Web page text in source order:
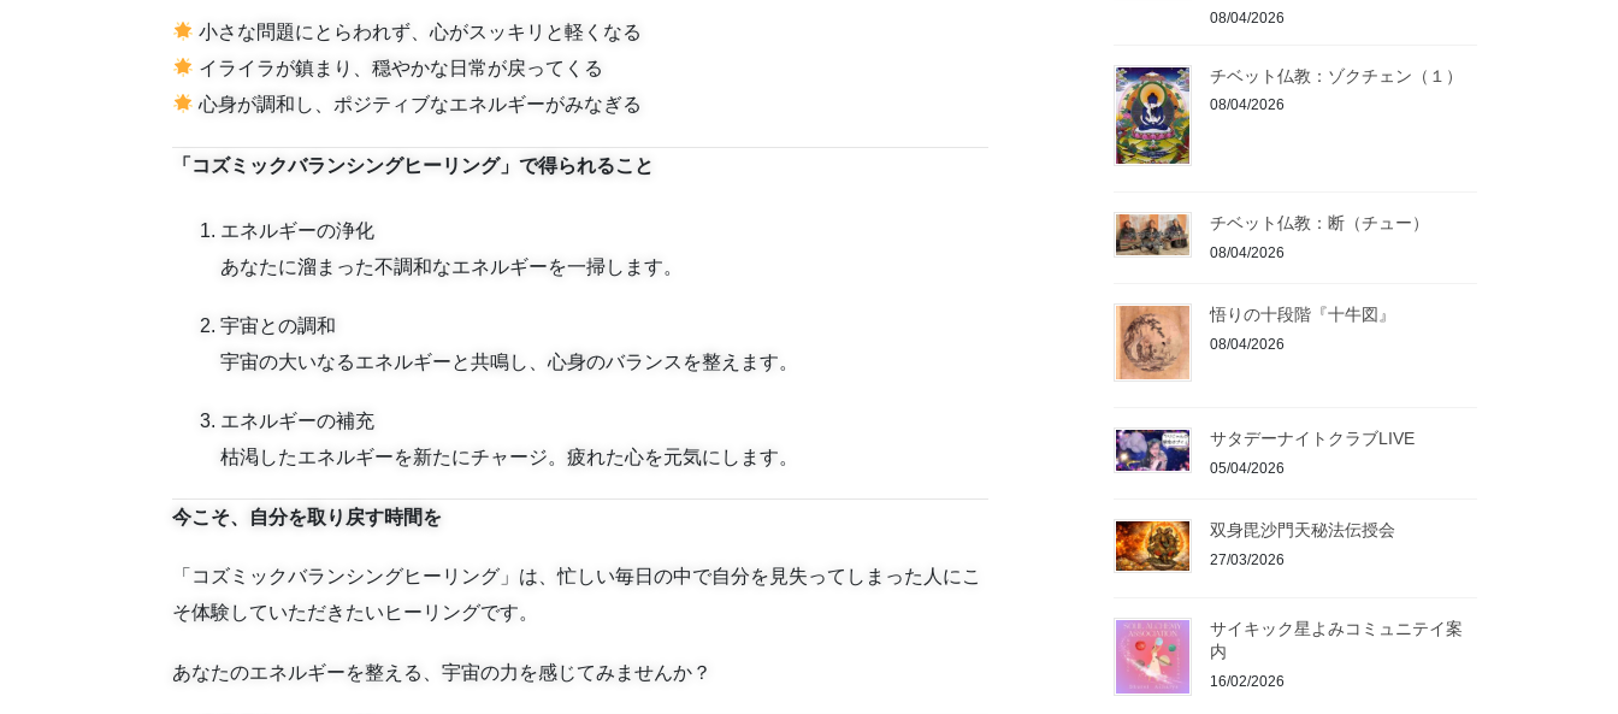
小さな問題にとらわれず、心がスッキリと軽くなる
イライラが鎮まり、穏やかな日常が戻ってくる
心身が調和し、ポジティブなエネルギーがみなぎる
「コズミックバランシングヒーリング」で得られること
エネルギーの浄化
あなたに溜まった不調和なエネルギーを一掃します。
宇宙との調和
宇宙の大いなるエネルギーと共鳴し、心身のバランスを整えます。
エネルギーの補充
枯渇したエネルギーを新たにチャージ。疲れた心を元気にします。
今こそ、自分を取り戻す時間を
「コズミックバランシングヒーリング」は、忙しい毎日の中で自分を見失ってしまった人にこ
そ体験していただきたいヒーリングです。
あなたのエネルギーを整える、宇宙の力を感じてみませんか？
08/04/2026
チベット仏教：ゾクチェン（１）
08/04/2026
チベット仏教：断（チュー）
08/04/2026
悟りの十段階『十牛図』
08/04/2026
サタデーナイトクラブLIVE
05/04/2026
双身毘沙門天秘法伝授会
27/03/2026
サイキック星よみコミュニテイ案
内
16/02/2026